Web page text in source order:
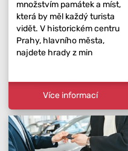
množstvím památek a míst,
která by měl každý turista
vidět. V historickém centru
Prahy, hlavního města,
najdete hrady z min
Více informací